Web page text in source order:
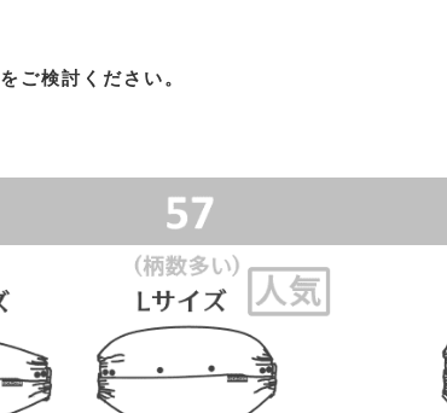
をご検討ください。